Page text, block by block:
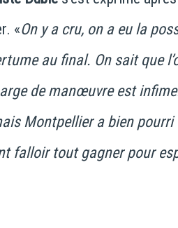
«On y a cru, on a eu la
au final. On sait que
de manœuvre est
Montpellier a bien
falloir tout gagner pour